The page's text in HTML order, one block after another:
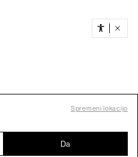
Spremeni lokacijo
Da